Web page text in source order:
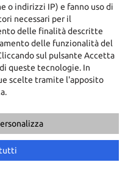
o indirizzi IP) e fanno uso di
necessari per il
delle finalità descritte
delle funzionalità del
sul pulsante Accetta
queste tecnologie. In
scelte tramite l'apposito